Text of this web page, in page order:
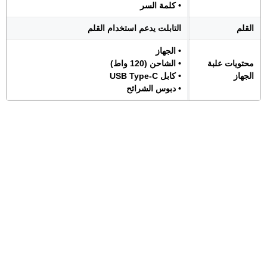
• كلمة السر
القلم التابلت يدعم استخدام القلم
محتويات علبة
الجهاز
• الجهاز
• الشاحن (120 واط)
• كابل USB Type-C
• دبوس الشرائح